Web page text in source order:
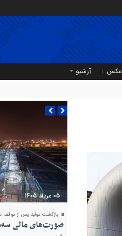
عکس آرشیو
05 مرداد 1405
بازگشت تولید پس از توقف
صورت‌های مالی